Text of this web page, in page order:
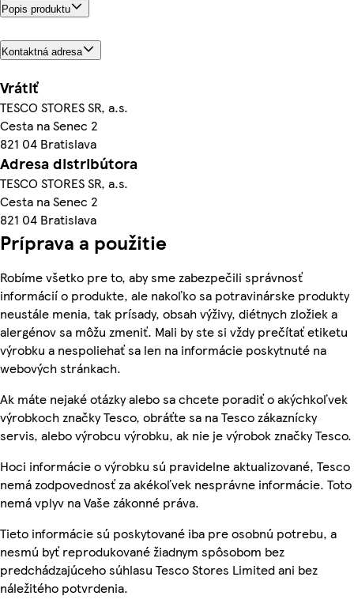
Popis produktu
Kontaktná adresa
Vrátiť
TESCO STORES SR, a.s.
Cesta na Senec 2
821 04 Bratislava
Adresa distribútora
TESCO STORES SR, a.s.
Cesta na Senec 2
821 04 Bratislava
Príprava a použitie
Robíme všetko pre to, aby sme zabezpečili správnosť
informácií o produkte, ale nakoľko sa potravinárske produkty
neustále menia, tak prísady, obsah výživy, diétnych zložiek a
alergénov sa môžu zmeniť. Mali by ste si vždy prečítať etiketu
výrobku a nespoliehať sa len na informácie poskytnuté na
webových stránkach.
Ak máte nejaké otázky alebo sa chcete poradiť o akýchkoľvek
výrobkoch značky Tesco, obráťte sa na Tesco zákaznícky
servis, alebo výrobcu výrobku, ak nie je výrobok značky Tesco.
Hoci informácie o výrobku sú pravidelne aktualizované, Tesco
nemá zodpovednosť za akékoľvek nesprávne informácie. Toto
nemá vplyv na Vaše zákonné práva.
Tieto informácie sú poskytované iba pre osobnú potrebu, a
nesmú byť reprodukované žiadnym spôsobom bez
predchádzajúceho súhlasu Tesco Stores Limited ani bez
náležitého potvrdenia.